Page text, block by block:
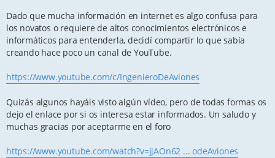
Dado que mucha información en internet es algo confusa para
los novatos o requiere de altos conocimientos electrónicos e
informáticos para entenderla, decidí compartir lo que sabía
creando hace poco un canal de YouTube.
https://www.youtube.com/c/IngenieroDeAviones
Quizás algunos hayáis visto algún vídeo, pero de todas formas os
dejo el enlace por si os interesa estar informados. Un saludo y
muchas gracias por aceptarme en el foro
https://www.youtube.com/watch?v=jjAOn62 ... odeAviones